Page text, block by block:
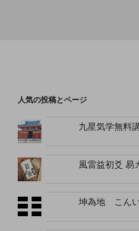
人気の投稿とページ
九星気学無料
風雷益初爻 易
坤為地 こん